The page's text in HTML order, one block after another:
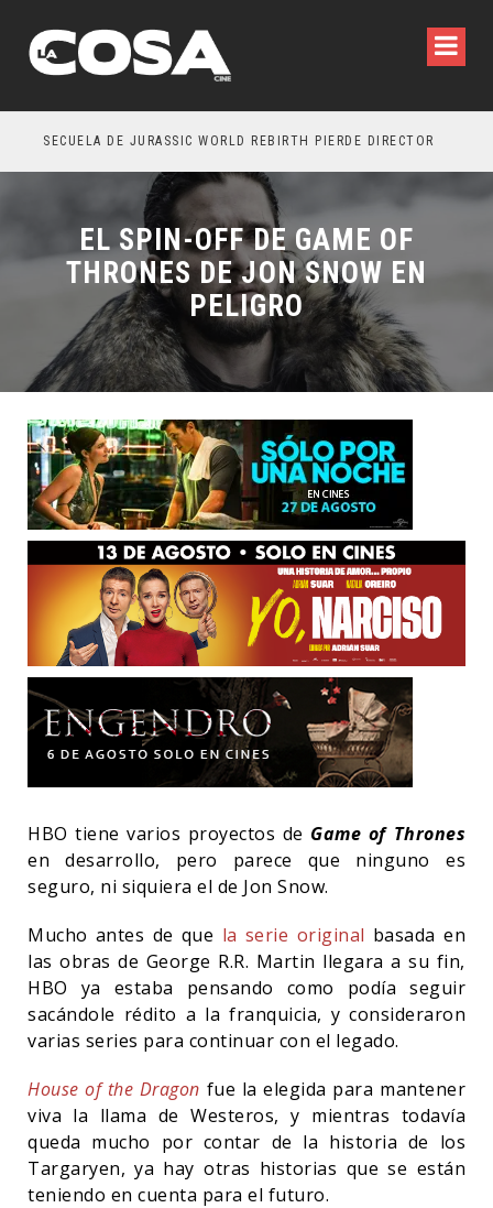
SECUELA DE JURASSIC WORLD REBIRTH PIERDE DIRECTOR
EL SPIN-OFF DE GAME OF
THRONES DE JON SNOW EN
PELIGRO
HBO tiene varios proyectos de Game of Thrones
en desarrollo, pero parece que ninguno es
seguro, ni siquiera el de Jon Snow.
Mucho antes de que la serie original basada en
las obras de George R.R. Martin llegara a su fin,
HBO ya estaba pensando como podía seguir
sacándole rédito a la franquicia, y consideraron
varias series para continuar con el legado.
House of the Dragon fue la elegida para mantener
viva la llama de Westeros, y mientras todavía
queda mucho por contar de la historia de los
Targaryen, ya hay otras historias que se están
teniendo en cuenta para el futuro.